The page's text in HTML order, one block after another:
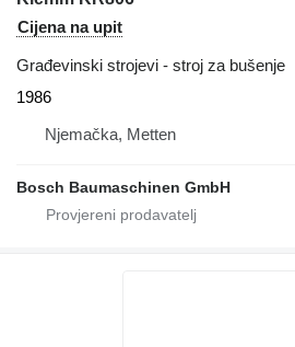
Cijena na upit
Građevinski strojevi - stroj za bušenje
1986
Njemačka, Metten
Bosch Baumaschinen GmbH